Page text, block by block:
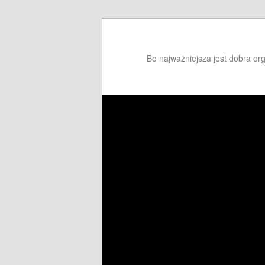
Bo najważniejsza jest dobra